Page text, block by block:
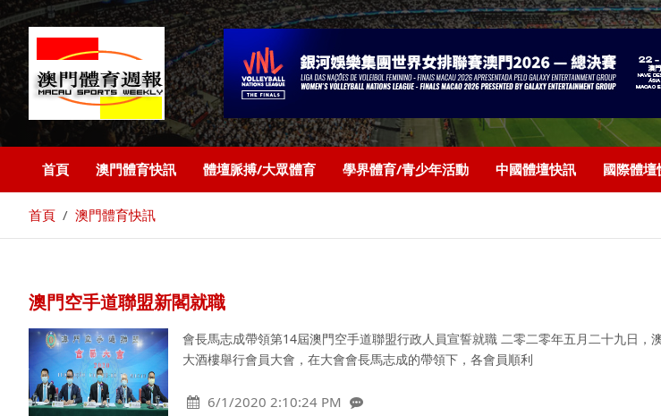
首頁 澳門體育快訊 體壇脈搏/大眾體育 學界體育/青少年活動 中國體壇快訊 國際體壇
首頁 澳門體育快訊
澳門空手道聯盟新閣就職
會長馬志成帶領第14屆澳門空手道聯盟行政人員宣誓就職 二零二零年五月二十九日，
大酒樓舉行會員大會，在大會會長馬志成的帶領下，各會員順利
6/1/2020 2:10:24 PM